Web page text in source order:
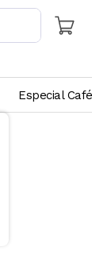
Especial Café